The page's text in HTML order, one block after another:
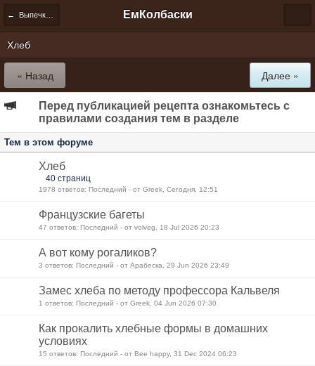
← Выпечка и десерты ЕмКолбаски
Хлеб
« Назад Далее »
Перед публикацией рецепта ознакомьтесь с
правилами создания тем в разделе
Тем в этом форуме
Хлеб
40 страниц
1978 ответов: Последний - от Greek, Сегодня, 12:51
Французские багеты
47 ответов: Последний - от volveg, 18 Jul 2026 20:23
А вот кому рогаликов?
3 ответов: Последний - от Арабеска, 29 Jun 2026 23:49
Замес хлеба по методу профессора Кальвеля
1 ответов: Последний - от Greek, 04 Jun 2026 07:30
Как прокалить хлебные формы в домашних
условиях
15 ответов: Последний - от Bee happy, 31 Dec 2024 06:23